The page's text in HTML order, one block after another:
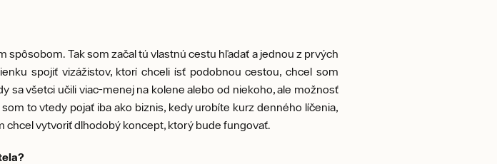
spôsobom. Tak som začal tú vlastnú cestu hľadať a jednou z prvých
spojiť vizážistov, ktorí chceli ísť podobnou cestou, chcel som
sa všetci učili viac-menej na kolene alebo od niekoho, ale možnosť
to vtedy pojať iba ako biznis, kedy urobíte kurz denného líčenia,
chcel vytvoriť dlhodobý koncept, ktorý bude fungovať.